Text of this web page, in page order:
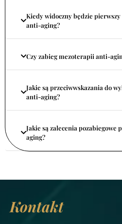
Kiedy widoczny będzie
anti-aging?
Czy zabieg mezoterapii anti-
Jakie są przeciwwskazania do
anti-aging?
Jakie są zalecenia
aging?
Kontakt